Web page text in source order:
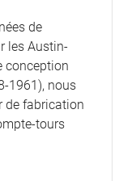
de
les Austin-
conception
1961), nous
de fabrication
tours